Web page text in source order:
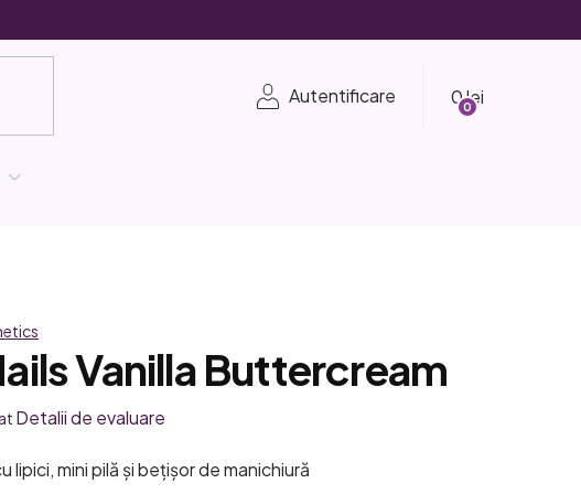
Autentificare
Coş
de
Vanilla Buttercream
Detalii de evaluare
lipici, mini pilă și bețișor de manichiură